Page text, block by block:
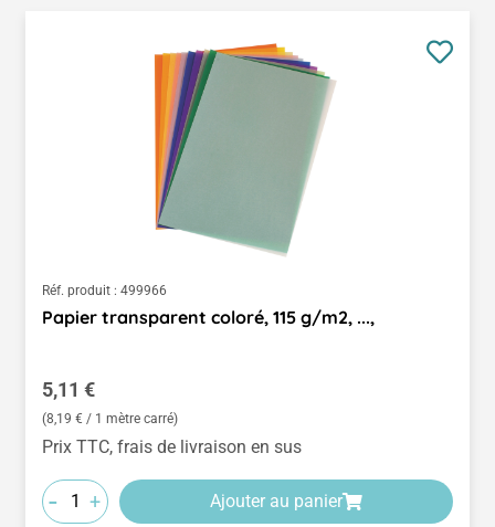
Réf. produit : 499966
Papier transparent coloré, 115 g/m2, ...,
Prix régulier :
5,11 €
(8,19 € / 1 mètre carré)
Prix TTC, frais de livraison en sus
- + Ajouter au panier